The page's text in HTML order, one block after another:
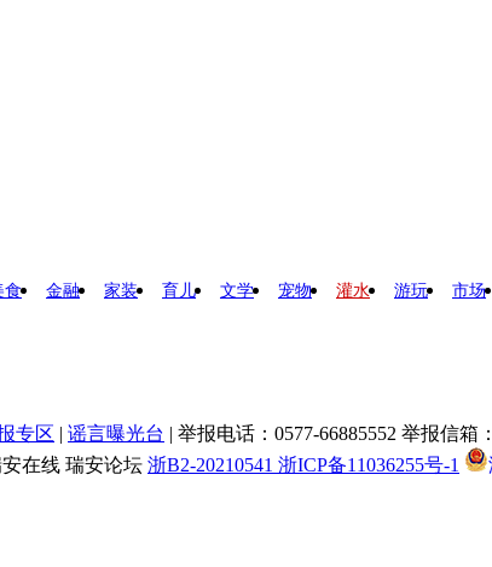
食 金融 家装 育儿 文学 宠物 灌水 游玩 市场
专区 | 谣言曝光台 | 举报电话：0577-66885552 举报信箱
安在线 瑞安论坛 浙B2-20210541 浙ICP备11036255号-1